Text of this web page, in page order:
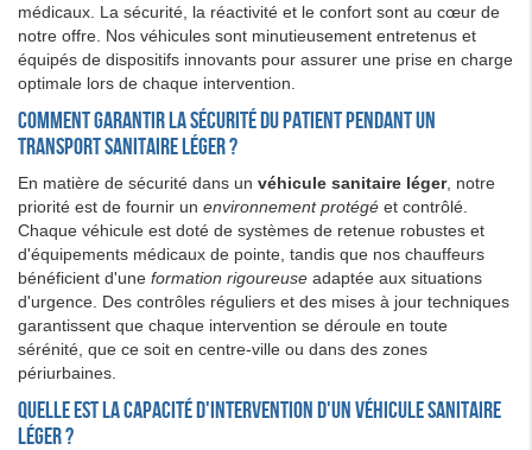
médicaux. La sécurité, la réactivité et le confort sont au cœur de
notre offre. Nos véhicules sont minutieusement entretenus et
équipés de dispositifs innovants pour assurer une prise en charge
optimale lors de chaque intervention.
Comment garantir la sécurité du patient pendant un
transport sanitaire léger ?
En matière de sécurité dans un véhicule sanitaire léger, notre
priorité est de fournir un environnement protégé et contrôlé.
Chaque véhicule est doté de systèmes de retenue robustes et
d'équipements médicaux de pointe, tandis que nos chauffeurs
bénéficient d'une formation rigoureuse adaptée aux situations
d'urgence. Des contrôles réguliers et des mises à jour techniques
garantissent que chaque intervention se déroule en toute
sérénité, que ce soit en centre-ville ou dans des zones
périurbaines.
Quelle est la capacité d'intervention d'un véhicule sanitaire
léger ?